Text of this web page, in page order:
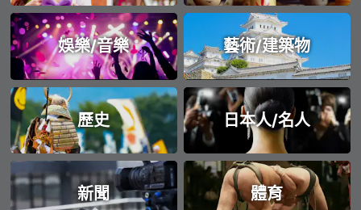
娛樂/音樂 藝術/建築物
歷史 日本人/名人
新聞 體育